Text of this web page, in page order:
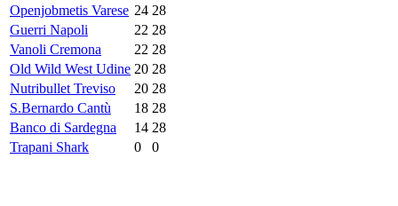
Openjobmetis Varese 24 28
Guerri Napoli
22 28
Vanoli Cremona
22 28
Old Wild West Udine 20 28
Nutribullet Treviso
20 28
S.Bernardo Cantù
18 28
Banco di Sardegna
14 28
Trapani Shark
0 0